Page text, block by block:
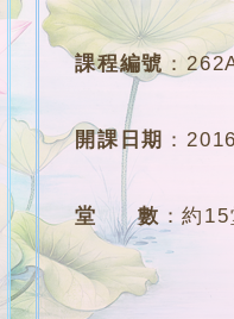
課程編號 ：
開課日期 ：
堂 數 ：約15